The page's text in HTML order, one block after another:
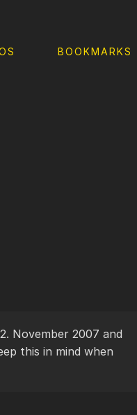
BOOKMARKS
November 2007 and
this in mind when